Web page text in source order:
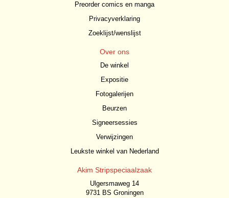
Preorder comics en manga
Privacyverklaring
Zoeklijst/wenslijst
Over ons
De winkel
Expositie
Fotogalerijen
Beurzen
Signeersessies
Verwijzingen
Leukste winkel van Nederland
Akim Stripspeciaalzaak
Ulgersmaweg 14
9731 BS Groningen